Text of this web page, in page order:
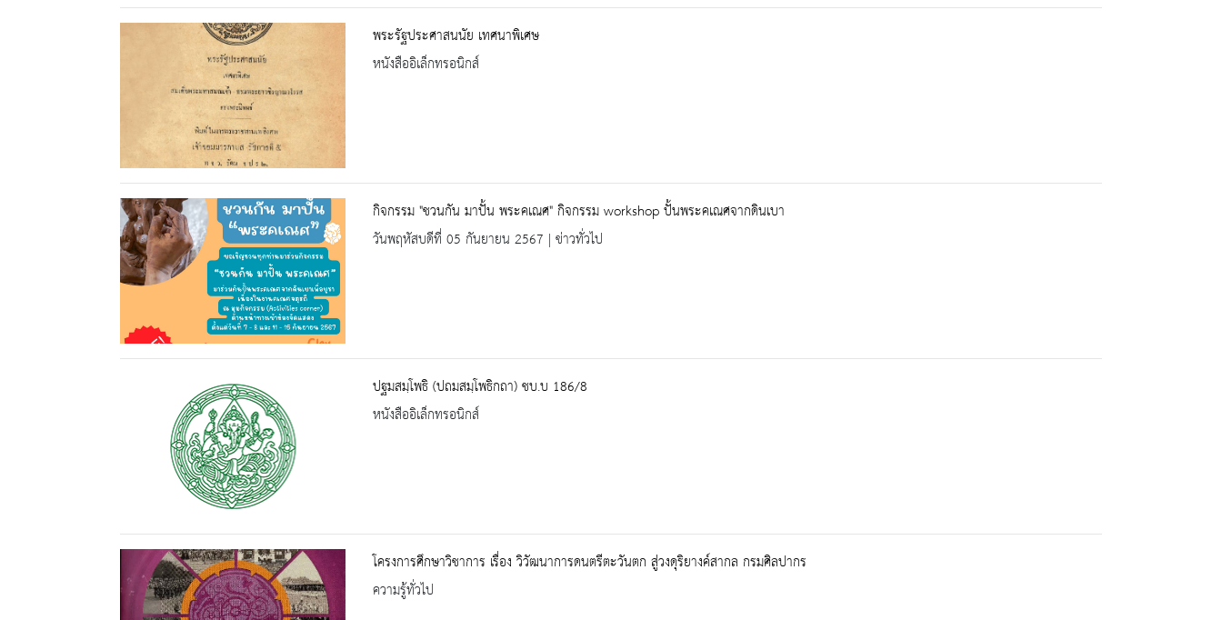
พระรัฐประศาสนนัย เทศนาพิเศษ
หนังสืออิเล็กทรอนิกส์
กิจกรรม "ชวนกัน มาปั้น พระคเณศ" กิจกรรม workshop ปั้นพระคเณศจากดินเบา
วันพฤหัสบดีที่ 05 กันยายน 2567 | ข่าวทั่วไป
ปฐมสมฺโพธิ (ปถมสมฺโพธิกถา) ชบ.บ 186/8
หนังสืออิเล็กทรอนิกส์
โครงการศึกษาวิชาการ เรื่อง วิวัฒนาการดนตรีตะวันตก สู่วงดุริยางค์สากล กรมศิลปากร
ความรู้ทั่วไป